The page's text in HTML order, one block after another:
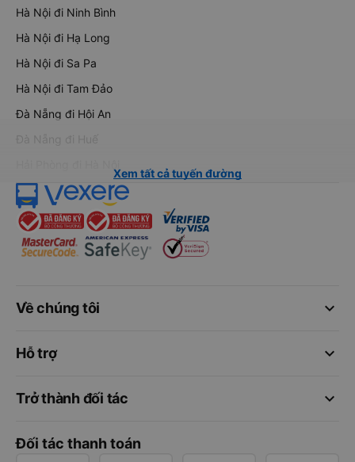
Hà Nội đi Ninh Bình
Hà Nội đi Hạ Long
Hà Nội đi Sa Pa
Hà Nội đi Tam Đảo
Đà Nẵng đi Hội An
Đà Nẵng đi Huế
Xem tất cả tuyến đường
keyboard_arrow_down
Về chúng tôi
keyboard_arrow_down
Hỗ trợ
keyboard_arrow_down
Trở thành đối tác
Đối tác thanh toán